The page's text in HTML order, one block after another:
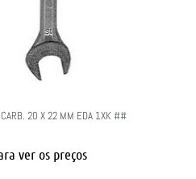
CARB. 20 X 22 MM EDA 1XK ##
ver os preços